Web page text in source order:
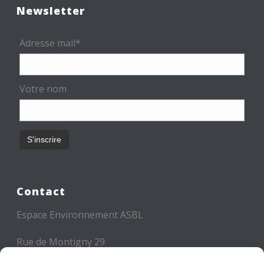
Newsletter
Adresse mail*
Votre nom
Contact
Espace Environnement ASBL
Rue de Montigny 29